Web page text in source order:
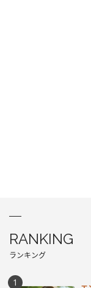
RANKING
ランキング